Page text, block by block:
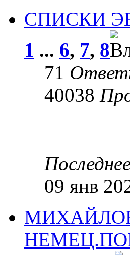
СПИСКИ
1 ... 6, 7, 8
71
40038
09 янв